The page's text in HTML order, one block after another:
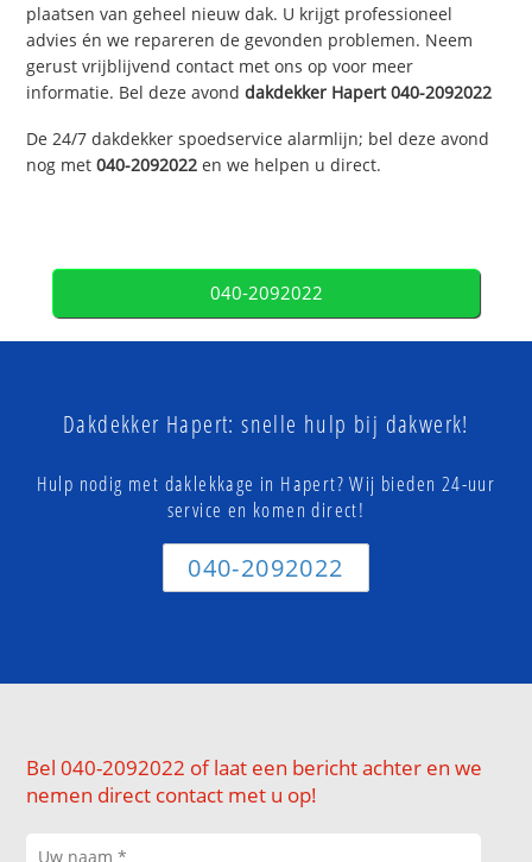
plaatsen van geheel nieuw dak. U krijgt professioneel
advies én we repareren de gevonden problemen. Neem
gerust vrijblijvend contact met ons op voor meer
informatie. Bel deze avonddakdekker Hapert040-2092022
De 24/7 dakdekker spoedservice alarmlijn; bel deze avond
nog met040-2092022 en we helpen u direct.
040-2092022
Dakdekker Hapert: snelle hulp bij dakwerk!
Hulp nodig met daklekkage in Hapert? Wij bieden 24-uur
service en komen direct!
040-2092022
Bel 040-2092022 of laat een bericht achter en we
nemen direct contact met u op!